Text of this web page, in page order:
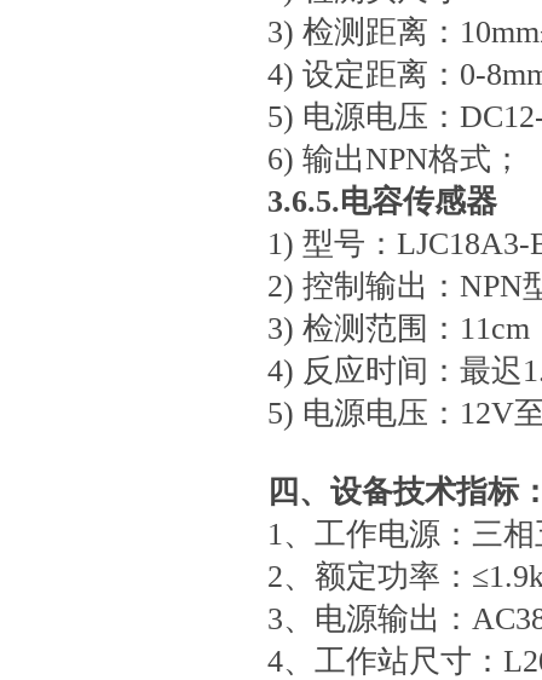
3) 检测距离：
4) 设定距离：0-
5) 电源电压：
6) 输出NPN格式；
3.6.5.电容传感器
1) 型号：
2) 控制输出：NPN
3) 检测范围：11cm
4) 反应时间：最迟
5) 电源电压：12V
四、 设备技术指标
1、工作电源：三
2、额定功率：
3、电源输出：
4、工作站尺寸：